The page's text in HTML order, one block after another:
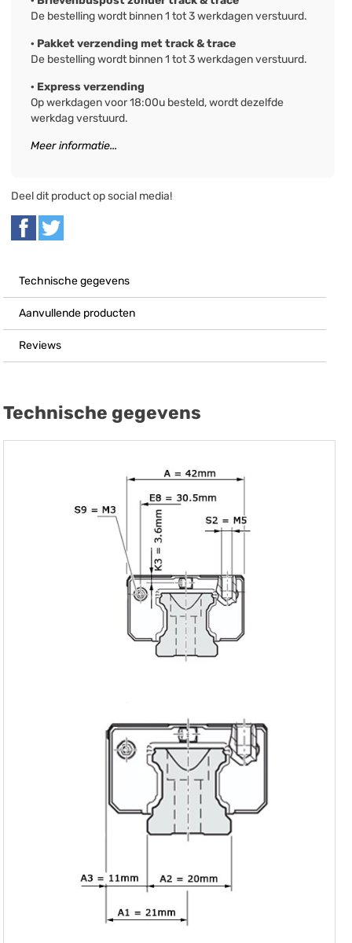
De bestelling wordt binnen 1 tot 3 werkdagen verstuurd.
· Pakket verzending met track & trace
De bestelling wordt binnen 1 tot 3 werkdagen verstuurd.
· Express verzending
Op werkdagen voor 18:00u besteld, wordt dezelfde
werkdag verstuurd.
Meer informatie...
Deel dit product op social media!
Technische gegevens
Aanvullende producten
Reviews
Technische gegevens